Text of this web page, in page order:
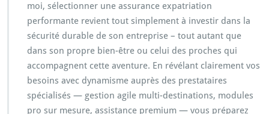
moi, sélectionner une assurance expatriation
performante revient tout simplement à investir dans la
sécurité durable de son entreprise – tout autant que
dans son propre bien-être ou celui des proches qui
accompagnent cette aventure. En révélant clairement vos
besoins avec dynamisme auprès des prestataires
spécialisés — gestion agile multi-destinations, modules
pro sur mesure, assistance premium — vous préparez